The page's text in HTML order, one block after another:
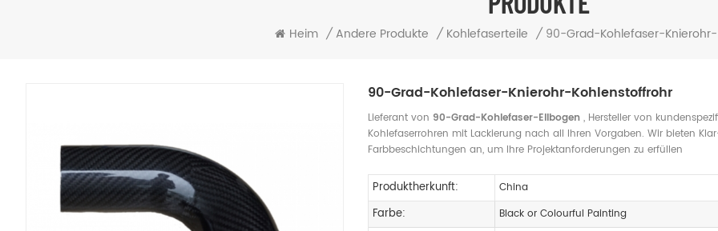
Heim / Andere Produkte / Kohlefaserteile / 90-Grad-Kohlefaser-
90-Grad-Kohlefaser-Knierohr-Kohlenstoffrohr
Lieferant von 90-Grad-Kohlefaser-Ellbogen, Hersteller von
Kohlefaserrohren mit Lackierung nach all Ihren Vorgaben. Wir bieten
Farbbeschichtungen an, um Ihre Projektanforderungen zu erfüllen
Produktherkunft: China
Farbe: Black or Colourful Painting